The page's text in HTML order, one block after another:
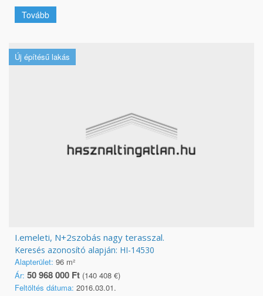
Tovább
Új építésű lakás
I.emeleti, N+2szobás nagy terasszal.
Keresés azonosító alapján: HI-14530
Alapterület: 96 m²
Ár: 50 968 000 Ft (140 408 €)
Feltöltés dátuma: 2016.03.01.